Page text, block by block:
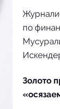
по
Золото